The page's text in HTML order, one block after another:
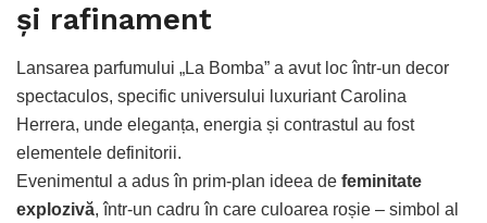
și rafinament
Lansarea parfumului „La Bomba” a avut loc într-un decor
spectaculos, specific universului luxuriant Carolina
Herrera, unde eleganța, energia și contrastul au fost
elementele definitorii.
Evenimentul a adus în prim-plan ideea de feminitate
explozivă, într-un cadru în care culoarea roșie – simbol al